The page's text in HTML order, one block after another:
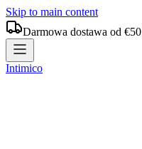
Skip to main content
Darmowa dostawa od €50
Intimico